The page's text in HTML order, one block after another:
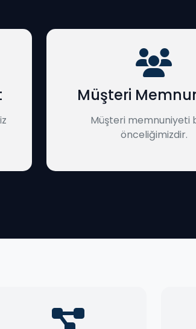
Müşteri
Müşteri memnuniyeti
önceliğimizdir.